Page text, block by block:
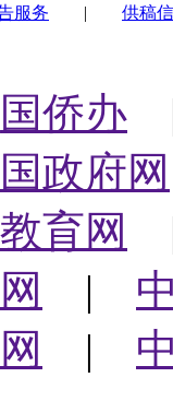
服务 | 供稿
国侨办
政府网
育网
|
|